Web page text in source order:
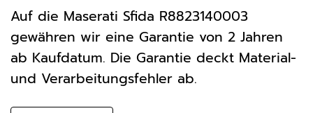
Auf die Maserati Sfida R8823140003
gewähren wir eine Garantie von 2 Jahren
ab Kaufdatum. Die Garantie deckt Material-
und Verarbeitungsfehler ab.